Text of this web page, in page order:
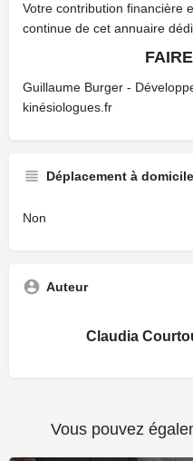
Votre contribution financière
continue de cet annuaire
Guillaume Burger -
kinésiologues.fr
Déplacement à domicile
Non
Auteur
Claudia
Vous pouvez